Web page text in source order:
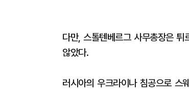
다만, 스톨텐베르그 사무총장은
않았다.
러시아의 우크라이나 침공으로 스